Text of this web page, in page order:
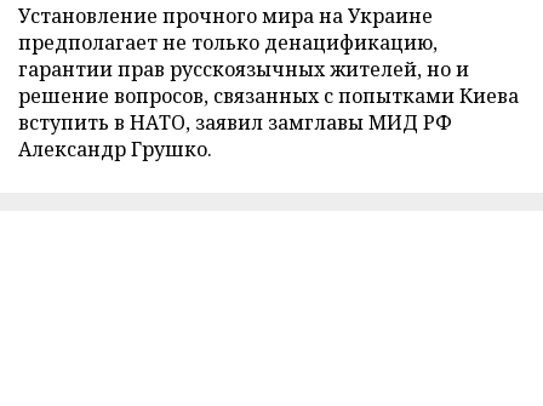
Установление прочного мира на Украине
предполагает не только денацификацию,
гарантии прав русскоязычных жителей, но и
решение вопросов, связанных с попытками Киева
вступить в НАТО, заявил замглавы МИД РФ
Александр Грушко.